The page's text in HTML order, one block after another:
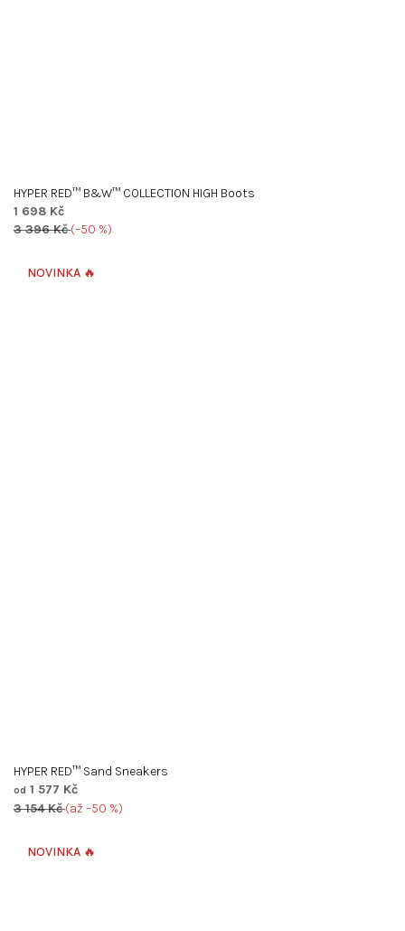
HYPER RED™ B&W™ COLLECTION HIGH Boots
1 698 Kč
3 396 Kč (–50 %)
NOVINKA 🔥
HYPER RED™ Sand Sneakers
od 1 577 Kč
3 154 Kč (až –50 %)
NOVINKA 🔥